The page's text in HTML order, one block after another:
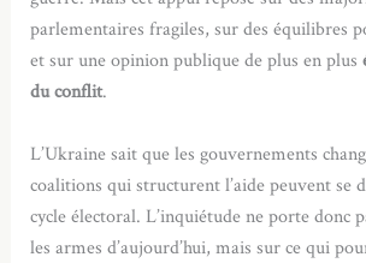
parlementaires fragiles, sur des équilibres
et sur une opinion publique de plus en plus
du conflit.
L’Ukraine sait que les gouvernements
coalitions qui structurent l’aide peuvent se
cycle électoral. L’inquiétude ne porte donc
les armes d’aujourd’hui, mais sur ce qui